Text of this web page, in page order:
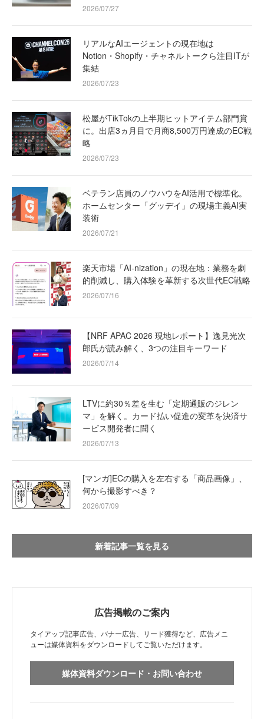
2026/07/27
リアルなAIエージェントの現在地は
Notion・Shopify・チャネルトークら注目ITが
集結
2026/07/23
松屋がTikTokの上半期ヒットアイテム部門賞
に。出店3ヵ月目で月商8,500万円達成のEC戦
略
2026/07/23
ベテラン店員のノウハウをAI活用で標準化。
ホームセンター「グッデイ」の現場主義AI実
装術
2026/07/21
楽天市場「AI-nization」の現在地：業務を劇
的削減し、購入体験を革新する次世代EC戦略
2026/07/16
【NRF APAC 2026 現地レポート】逸見光次
郎氏が読み解く、3つの注目キーワード
2026/07/14
LTVに約30％差を生む「定期通販のジレン
マ」を解く。カード払い促進の変革を決済サ
ービス開発者に聞く
2026/07/13
[マンガ]ECの購入を左右する「商品画像」、
何から撮影すべき？
2026/07/09
新着記事一覧を見る
広告掲載のご案内
タイアップ記事広告、バナー広告、リード獲得など、広告メニ
ューは媒体資料をダウンロードしてご覧いただけます。
媒体資料ダウンロード・お問い合わせ